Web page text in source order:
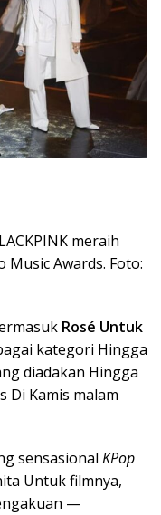
meraih
Awards. Foto:
Rosé Untuk
kategori Hingga
diadakan Hingga
Di Kamis malam
sensasional KPop
Untuk filmnya,
—